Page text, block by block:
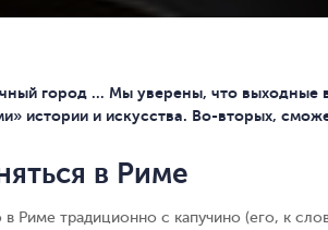
город … Мы уверены, что выходные
истории и искусства. Во-вторых,
в Риме
в Риме традиционно с капучино (его, к